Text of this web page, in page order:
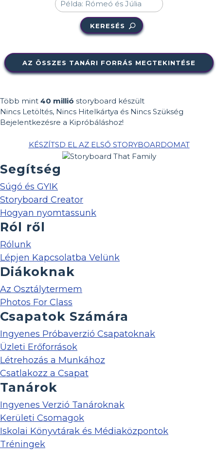
KERESÉS
AZ ÖSSZES TANÁRI FORRÁS MEGTEKINTÉSE
Több mint 40 millió storyboard készült
Nincs Letöltés, Nincs Hitelkártya és Nincs Szükség
Bejelentkezésre a Kipróbáláshoz!
KÉSZÍTSD EL AZ ELSŐ STORYBOARDOMAT
Segítség
Súgó és GYIK
Storyboard Creator
Hogyan nyomtassunk
Ról ről
Rólunk
Lépjen Kapcsolatba Velünk
Diákoknak
Az Osztálytermem
Photos For Class
Csapatok Számára
Ingyenes Próbaverzió Csapatoknak
Üzleti Erőforrások
Létrehozás a Munkához
Csatlakozz a Csapat
Tanárok
Ingyenes Verzió Tanároknak
Kerületi Csomagok
Iskolai Könyvtárak és Médiaközpontok
Tréningek